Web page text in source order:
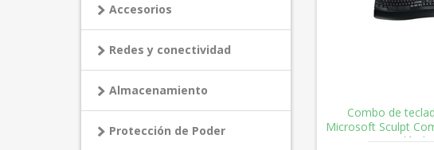
Accesorios
Redes y conectividad
Almacenamiento
Protección de Poder
Combo de
Microsoft Sculpt